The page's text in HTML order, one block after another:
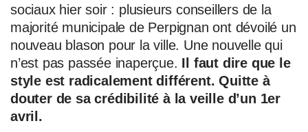
sociaux hier soir : plusieurs conseillers de la
majorité municipale de Perpignan ont dévoilé un
nouveau blason pour la ville. Une nouvelle qui
n’est pas passée inaperçue. Il faut dire que le
style est radicalement différent. Quitte à
douter de sa crédibilité à la veille d’un 1er
avril.